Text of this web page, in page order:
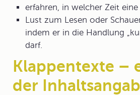
erfahren, in welcher Zeit
Lust zum Lesen oder
indem er in die Handlung
darf.
Klappentexte –
der